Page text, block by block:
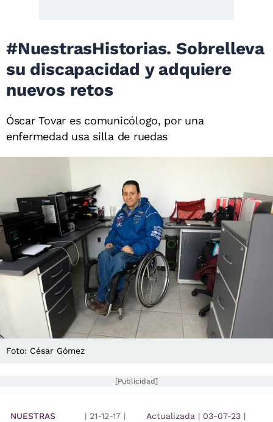
#NuestrasHistorias. Sobrelleva
su discapacidad y adquiere
nuevos retos
Óscar Tovar es comunicólogo, por una
enfermedad usa silla de ruedas
Foto: César Gómez
[Publicidad]
NUESTRAS
| 21-12-17 |
Actualizada | 03-07-23 |